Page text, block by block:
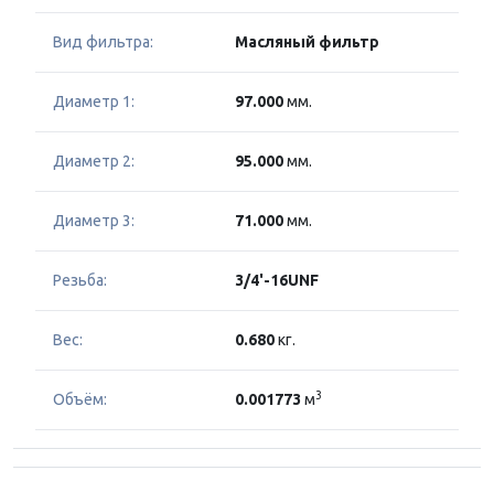
Вид фильтра: Масляный фильтр
Диаметр 1: 97.000мм.
Диаметр 2: 95.000мм.
Диаметр 3: 71.000мм.
Резьба: 3/4'-16UNF
Вес: 0.680кг.
Объём: 0.001773 м3